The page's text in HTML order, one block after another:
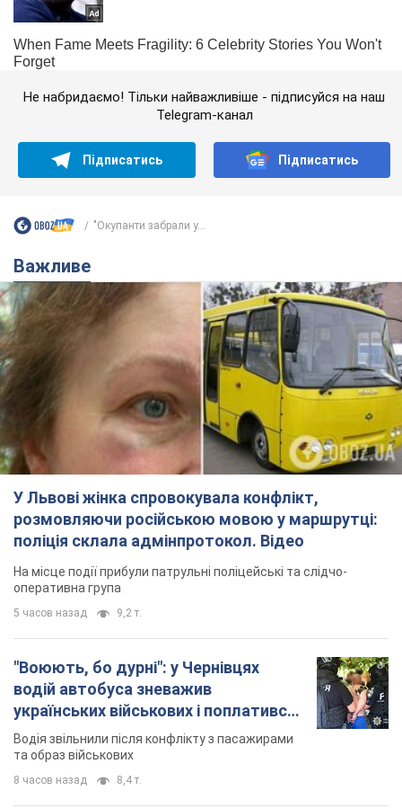
Не набридаємо! Тільки найважливіше - підписуйся на наш
Telegram-канал
Підписатись Підписатись
"Окупанти забрали у...
Важливе
У Львові жінка спровокувала конфлікт,
розмовляючи російською мовою у маршрутці:
поліція склала адмінпротокол. Відео
На місце події прибули патрульні поліцейські та слідчо-
оперативна група
5 часов назад 9,2 т.
"Воюють, бо дурні": у Чернівцях
водій автобуса зневажив
українських військових і поплатився.
Відео
Водія звільнили після конфлікту з пасажирами
та образ військових
8 часов назад 8,4 т.